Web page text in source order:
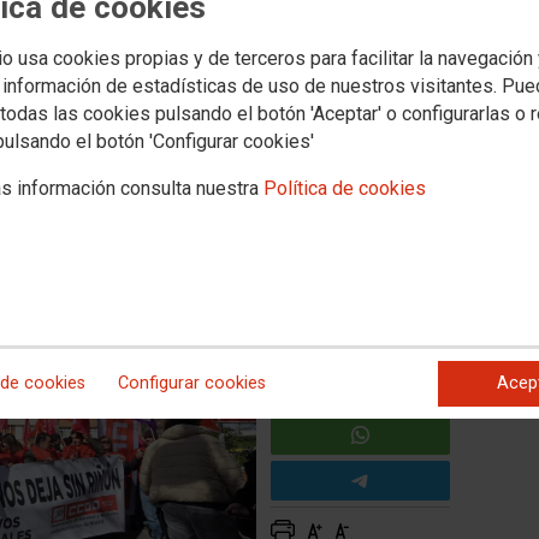
usa cookies propias y de terceros para facilitar la navegación
de estadísticas de uso de nuestros visitantes.
las cookies pulsando el botón 'Aceptar' o configurarlas o
el botón 'Configurar cookies'
información consulta nuestra Política de cookies
cookies Configurar cookies
Jiménez Díaz
de Quirón
Jiménez Díaz para denunciar el progresivo deterioro
en el centro